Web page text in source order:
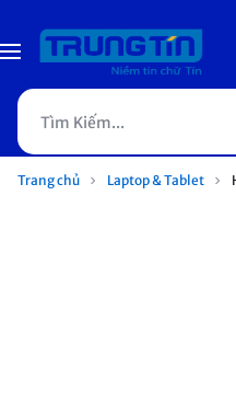
Trang chủ Laptop & Tablet